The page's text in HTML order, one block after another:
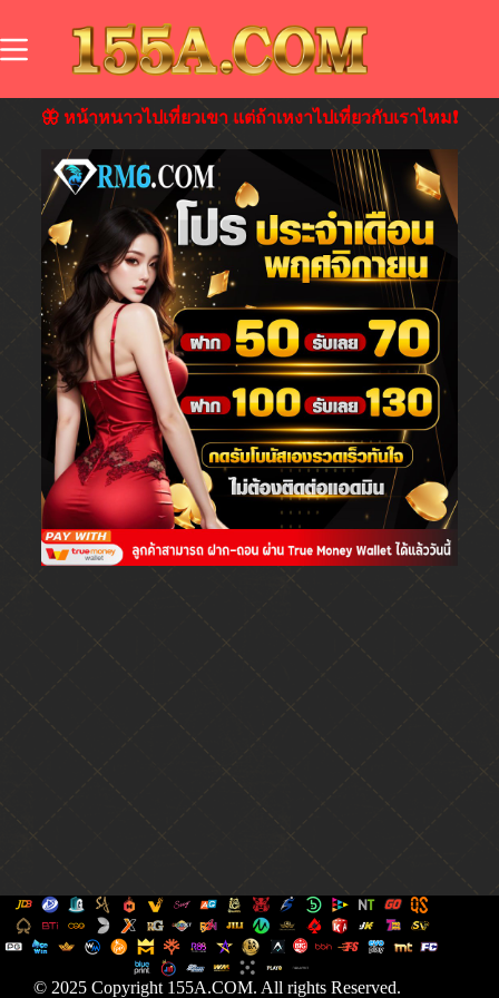
🦋 หน้าหนาวไปเที่ยวเขา แต่ถ้าเหงาไปเที่ยวกับเราไหม❗️
© 2025 Copyright 155A.COM. All rights Reserved.